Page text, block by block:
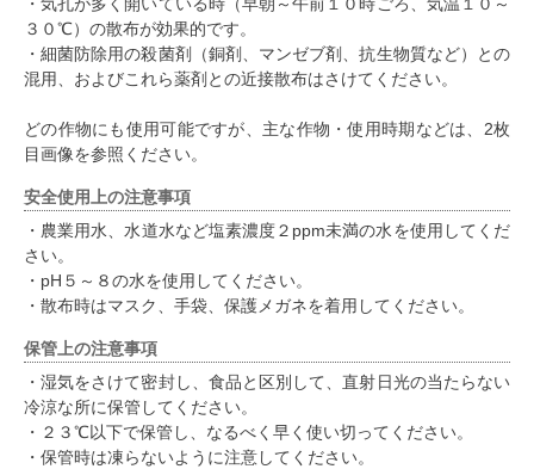
・気孔が多く開いている時（早朝～午前１０時ごろ、気温１０～
３０℃）の散布が効果的です。
・細菌防除用の殺菌剤（銅剤、マンゼブ剤、抗生物質など）との
混用、およびこれら薬剤との近接散布はさけてください。
どの作物にも使用可能ですが、主な作物・使用時期などは、2枚
目画像を参照ください。
安全使用上の注意事項
・農業用水、水道水など塩素濃度２ppm未満の水を使用してくだ
さい。
・pH５～８の水を使用してください。
・散布時はマスク、手袋、保護メガネを着用してください。
保管上の注意事項
・湿気をさけて密封し、食品と区別して、直射日光の当たらない
冷涼な所に保管してください。
・２３℃以下で保管し、なるべく早く使い切ってください。
・保管時は凍らないように注意してください。